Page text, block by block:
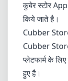
कुबेर स्टोर App
किये जाते है।
Cubber
Cubber
प्लेटफार्म के
हुए है।